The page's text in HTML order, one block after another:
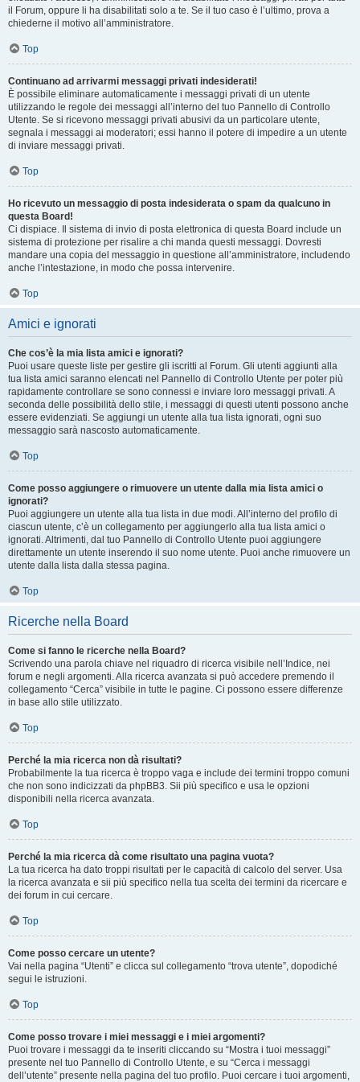
il Forum, oppure li ha disabilitati solo a te. Se il tuo caso è l’ultimo, prova a
chiederne il motivo all’amministratore.
Top
Continuano ad arrivarmi messaggi privati indesiderati!
È possibile eliminare automaticamente i messaggi privati ​​di un utente
utilizzando le regole dei messaggi all’interno del tuo Pannello di Controllo
Utente. Se si ricevono messaggi privati ​​abusivi da un particolare utente,
segnala i messaggi ai moderatori; essi hanno il potere di impedire a un utente
di inviare messaggi privati​​.
Top
Ho ricevuto un messaggio di posta indesiderata o spam da qualcuno in
questa Board!
Ci dispiace. Il sistema di invio di posta elettronica di questa Board include un
sistema di protezione per risalire a chi manda questi messaggi. Dovresti
mandare una copia del messaggio in questione all’amministratore, includendo
anche l’intestazione, in modo che possa intervenire.
Top
Amici e ignorati
Che cos’è la mia lista amici e ignorati?
Puoi usare queste liste per gestire gli iscritti al Forum. Gli utenti aggiunti alla
tua lista amici saranno elencati nel Pannello di Controllo Utente per poter più
rapidamente controllare se sono connessi e inviare loro messaggi privati. A
seconda delle possibilità dello stile, i messaggi di questi utenti possono anche
essere evidenziati. Se aggiungi un utente alla tua lista ignorati, ogni suo
messaggio sarà nascosto automaticamente.
Top
Come posso aggiungere o rimuovere un utente dalla mia lista amici o
ignorati?
Puoi aggiungere un utente alla tua lista in due modi. All’interno del profilo di
ciascun utente, c’è un collegamento per aggiungerlo alla tua lista amici o
ignorati. Altrimenti, dal tuo Pannello di Controllo Utente puoi aggiungere
direttamente un utente inserendo il suo nome utente. Puoi anche rimuovere un
utente dalla lista dalla stessa pagina.
Top
Ricerche nella Board
Come si fanno le ricerche nella Board?
Scrivendo una parola chiave nel riquadro di ricerca visibile nell’Indice, nei
forum e negli argomenti. Alla ricerca avanzata si può accedere premendo il
collegamento “Cerca” visibile in tutte le pagine. Ci possono essere differenze
in base allo stile utilizzato.
Top
Perché la mia ricerca non dà risultati?
Probabilmente la tua ricerca è troppo vaga e include dei termini troppo comuni
che non sono indicizzati da phpBB3. Sii più specifico e usa le opzioni
disponibili nella ricerca avanzata.
Top
Perché la mia ricerca dà come risultato una pagina vuota?
La tua ricerca ha dato troppi risultati per le capacità di calcolo del server. Usa
la ricerca avanzata e sii più specifico nella tua scelta dei termini da ricercare e
dei forum in cui cercare.
Top
Come posso cercare un utente?
Vai nella pagina “Utenti” e clicca sul collegamento “trova utente”, dopodiché
segui le istruzioni.
Top
Come posso trovare i miei messaggi e i miei argomenti?
Puoi trovare i messaggi da te inseriti cliccando su “Mostra i tuoi messaggi”
presente nel tuo Pannello di Controllo Utente, e su “Cerca i messaggi
dell’utente” presente nella pagina del tuo profilo. Puoi cercare i tuoi argomenti,